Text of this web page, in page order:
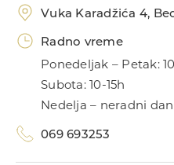
UNIKATI
Kolekcije
MIJE MAGIONI
Dečije minđuše
Dečije narukvice
POKLONI
Zlatnik
Poklon za rođendan
O NAMA
KONTAKT
Vuka Karadžića 4,
Radno vreme
Ponedeljak – Petak:
Subota: 10-15h
Nedelja – neradni dan
069 693253